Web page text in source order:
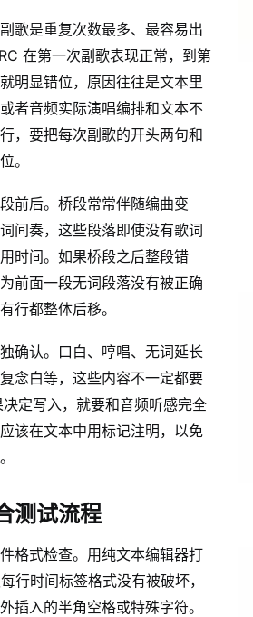
歌是重复次数最多、最容易出
在第一次副歌表现正常，到第
明显错位，原因往往是文本里
者音频实际演唱编排和文本不
，要把每次副歌的开头两句和
。
前后。桥段常常伴随编曲变
间奏，这些段落即使没有歌词
时间。如果桥段之后整段错
前面一段无词段落没有被正确
行都整体后移。
确认。口白、哼唱、无词延长
念白等，这些内容不一定都要
定写入，就要和音频听感完全
该在文本中用标记注明，以免
测试流程
格式检查。用纯文本编辑器打
行时间标签格式没有被破坏，
插入的半角空格或特殊字符。